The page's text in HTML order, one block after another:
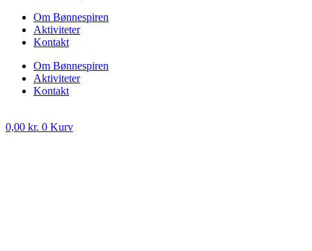
Om Bønnespiren
Aktiviteter
Kontakt
Om Bønnespiren
Aktiviteter
Kontakt
0,00 kr. 0 Kurv